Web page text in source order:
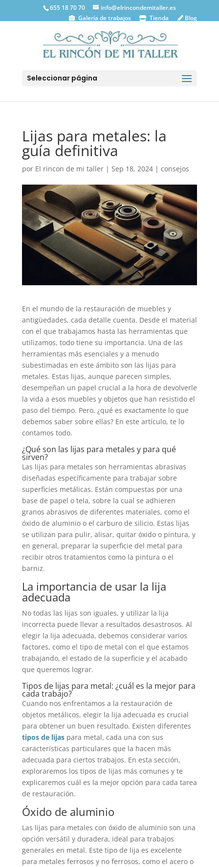
655 18 70 70
info@elrincondemitaller.es
Galería de trabajos
Tienda Blog
Seleccionar página
Lijas para metales: la
guía definitiva
por El rincon de mi taller| Sep 18, 2024| consejos
En el mundo de la restauración de muebles y
antigüedades, cada detalle cuenta. Desde el material
con el que trabajamos hasta las herramientas que
utilizamos, todo tiene su importancia. Una de las
herramientas más esenciales y a menudo
subestimadas en este ámbito son las lijas para
metales. Estas lijas, aunque parecen simples,
desempeñan un papel crucial a la hora de devolverle
la vida a esos muebles y objetos que han resistido el
paso del tiempo. Pero, ¿qué es exactamente lo que
debemos saber sobre ellas? En este artículo, te lo
contamos todo.
¿Qué son las lijas para metales y para qué
sirven?
Las lijas para metales son herramientas abrasivas
diseñadas específicamente para trabajar sobre
superficies metálicas. Están compuestas por una
base de papel o tela, sobre la cual se adhieren
granos abrasivos de diferentes materiales, como el
óxido de aluminio o el carburo de silicio. Estas lijas
se utilizan para pulir, alisar, quitar óxido o pintura, y
en general, preparar la superficie del metal para
recibir otros tratamientos como la pintura o el
barniz.
La importancia de usar la lija
adecuada
No todas las lijas son iguales, y utilizar la lija
incorrecta puede llevar a resultados desastrosos. Al
elegir la lija adecuada, debemos considerar varios
factores, como el tipo de metal con el que estamos
trabajando, el estado de la superficie y el acabado
que queremos lograr.
Tipos de lijas para metal: ¿cuál es la mejor para
cada trabajo?
Cuando nos enfrentamos a la restauración de
objetos metálicos, elegir la lija adecuada es crucial
para obtener un buen resultado. Existen diferentes
tipos de lijaspara metal, cada una con sus
características particulares que la hacen más
adecuada para ciertos trabajos. En esta sección,
exploraremos los tipos de lijas más comunes y te
explicaremos cuál es la mejor opción para cada tarea
de restauración.
Óxido de aluminio
Las lijas para metales con óxido de aluminio son una
opción versátil y duradera, ideal para trabajos
generales en metal. Este tipo de lija es excelente
para metales ferrosos y no ferrosos, como el acero o